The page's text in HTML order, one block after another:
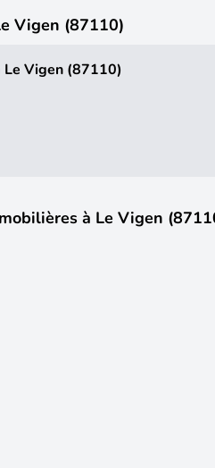
Vigen (87110)
Vigen (87110)
à Le Vigen